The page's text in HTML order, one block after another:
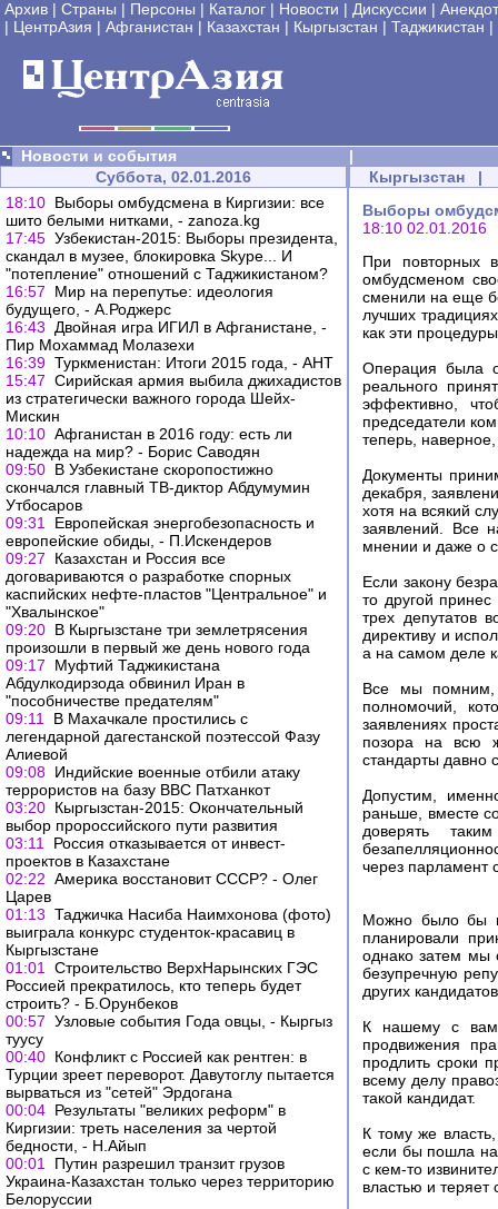
Архив | Страны | Персоны | Каталог | Новости | Дискуссии |
| ЦентрАзия | Афганистан | Казахстан | Кыргызстан | Таджикистан |
Новости и события
|
Суббота, 02.01.2016
18:10 Выборы омбудсмена в Киргизии: все
шито белыми нитками, - zanoza.kg
17:45 Узбекистан-2015: Выборы президента,
скандал в музее, блокировка Skype... И
"потепление" отношений с Таджикистаном?
16:57
Мир на перепутье: идеология
будущего, - А.Роджерс
16:43
Двойная игра ИГИЛ в Афганистане, -
Пир Мохаммад Молазехи
16:39 Туркменистан: Итоги 2015 года, - АНТ
15:47 Сирийская армия выбила джихадистов
из стратегически важного города Шейх-
Мискин
10:10 Афганистан в 2016 году: есть ли
надежда на мир? - Борис Саводян
09:50 В Узбекистане скоропостижно
скончался главный ТВ-диктор Абдумумин
Утбосаров
09:31
Европейская энергобезопасность и
европейские обиды, - П.Искендеров
09:27
Казахстан и Россия все
договариваются о разработке спорных
каспийских нефте-пластов "Центральное" и
"Хвалынское"
09:20 В Кыргызстане три землетрясения
произошли в первый же день нового года
09:17
Муфтий Таджикистана
Абдулкодирзода обвинил Иран в
"пособничестве предателям"
09:11
В Махачкале простились с
легендарной дагестанской поэтессой Фазу
Алиевой
09:08 Индийские военные отбили атаку
террористов на базу ВВС Патханкот
03:20 Кыргызстан-2015: Окончательный
выбор пророссийского пути развития
03:11
Россия отказывается от инвест-
проектов в Казахстане
02:22 Америка восстановит СССР? - Олег
Царев
01:13 Таджичка Насиба Наимхонова (фото)
выиграла конкурс студенток-красавиц в
Кыргызстане
01:01
Строительство ВерхНарынских ГЭС
Россией прекратилось, кто теперь будет
строить? - Б.Орунбеков
00:57 Узловые события Года овцы, - Кыргыз
туусу
00:40 Конфликт с Россией как рентген: в
Турции зреет переворот. Давутоглу пытается
вырваться из "сетей" Эрдогана
00:04 Результаты "великих реформ" в
Киргизии: треть населения за чертой
бедности, - Н.Айып
00:01
Путин разрешил транзит грузов
Украина-Казахстан только через территорию
Белоруссии
Кыргызстан |
Выборы
18:10 02.01.2016
При повторных
омбудсменом
сменили на еще
лучших
как эти
Операция была
реального
эффективно,
председатели
теперь,
Документы
декабря,
хотя на всякий
заявлений. Все
мнении и даже о
Если закону
то другой
трех депутатов
директиву и
а на самом деле
Все мы помним,
полномочий,
заявлениях
позора на всю
стандарты давно
Допустим,
раньше, вместе
доверять
через парламент
Можно было бы
планировали
однако затем мы
безупречную
других
К нашему с
продвижения
продлить сроки
всему делу
такой кандидат.
К тому же
если бы пошла на
с кем-то
властью и теряет